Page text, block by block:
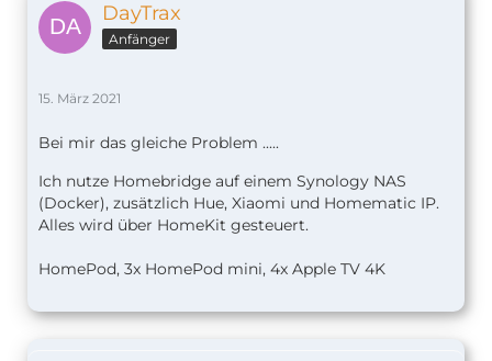
DayTrax
Anfänger
15. März 2021
Bei mir das gleiche Problem .....
Ich nutze Homebridge auf einem Synology NAS
(Docker), zusätzlich Hue, Xiaomi und Homematic IP.
Alles wird über HomeKit gesteuert.
HomePod, 3x HomePod mini, 4x Apple TV 4K